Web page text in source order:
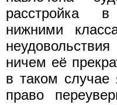
расстройка
нижними
ничем её
в таком
право